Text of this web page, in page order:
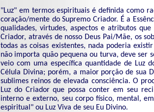
"Luz" em termos espirituais é definida como
coração/mente do Supremo Criador. É a
qualidades, virtudes, aspectos e atributos
Criador, através de nosso Deus Pai/Mãe, os
todas as coisas existentes, nada poderia
não importa quão pequena ou turva, deve ser
veio com uma específica quantidade de Luz
Célula Divina; porém, a maior porção de sua
sublimes reinos de elevada consciência. O
Luz do Criador que possa conter em seu
interno e externo, seu corpo físico, mental,
espiritual" ou Luz Viva de seu Eu Divino.